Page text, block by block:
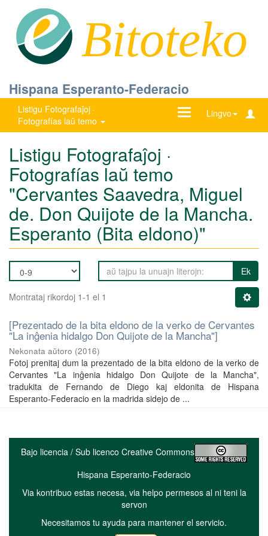
Bitoteko
Hispana Esperanto-Federacio
Listigu Fotografaĵoj ·
Fotografías laŭ temo
Lingvo
Ŝanĝu
Listigu Fotografaĵoj ·
Fotografías laŭ temo
"Cervantes Saavedra, Miguel
de. Don Quijote de la Mancha.
Esperanto (Bita eldono)"
Ek
Montrataj rikordoj 1-1 el 1
[Prezentado de la bita eldono de la verko de Cervantes
"La inĝenia hidalgo Don Quijote de la Mancha"]
Nekonata aŭtoro (2016)
Fotoj prenitaj dum la prezentado de la bita eldono de la verko de
Cervantes "La inĝenia hidalgo Don Quijote de la Mancha",
tradukita de Fernando de Diego kaj eldonita de Hispana
Esperanto-Federacio en la madrida sidejo de ...
Bajo licencia / Sub licenco Creative Commons
Hispana Esperanto-Federacio
Via kontribuo estas necesa, via helpo permesos al ni teni la
servon
Necesitamos tu ayuda para mantener el servicio.